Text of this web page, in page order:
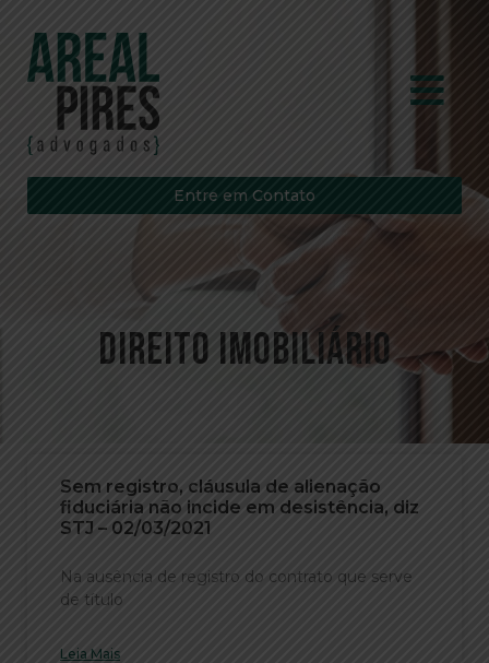
Entre em Contato
Direito imobiliário
Sem registro, cláusula de alienação
fiduciária não incide em desistência, diz
STJ – 02/03/2021
Na ausência de registro do contrato que serve
de título
Leia Mais